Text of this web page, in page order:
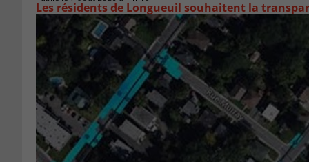
Les résidents de Longueuil souhaitent la